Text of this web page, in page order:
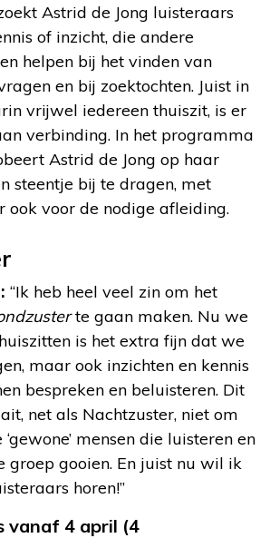
Astrid de Jong luisteraars
of inzicht, die andere
helpen bij het vinden van
en bij zoektochten. Juist in
vrijwel iedereen thuiszit, is er
verbinding. In het programma
Astrid de Jong op haar
steentje bij te dragen, met
ook voor de nodige afleiding.
“Ik heb heel veel zin om het
te gaan maken. Nu we
is het extra fijn dat we
maar ook inzichten en kennis
bespreken en beluisteren. Dit
net als Nachtzuster, niet om
mensen die luisteren en
groep gooien. En juist nu wil ik
horen!”
vanaf 4 april (4